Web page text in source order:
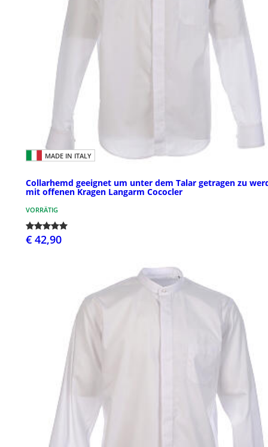
MADE IN ITALY
Collarhemd geeignet um unter dem Talar getragen zu
mit offenen Kragen Langarm Cococler
VORRÄTIG
€ 42,90